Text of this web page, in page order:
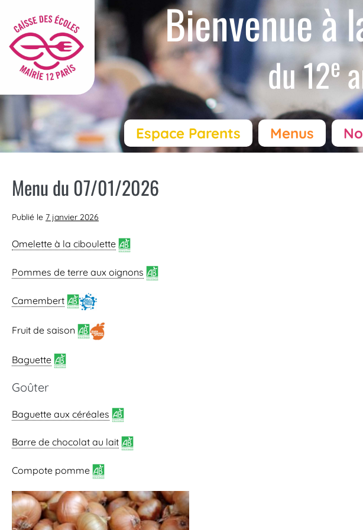
Bienvenue à
du 12e
Espace Parents
Menus
Menu du 07/01/2026
Publié le 7 janvier 2026
Omelette à la ciboulette
Pommes de terre aux oignons
Camembert
Fruit de saison
Baguette
Goûter
Baguette aux céréales
Barre de chocolat au lait
Compote pomme